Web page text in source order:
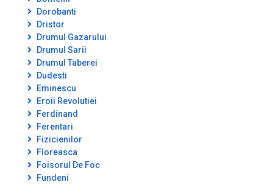
Dorobanti
Dristor
Drumul Gazarului
Drumul Sarii
Drumul Taberei
Dudesti
Eminescu
Eroii Revolutiei
Ferdinand
Ferentari
Fizicienilor
Floreasca
Foisorul De Foc
Fundeni